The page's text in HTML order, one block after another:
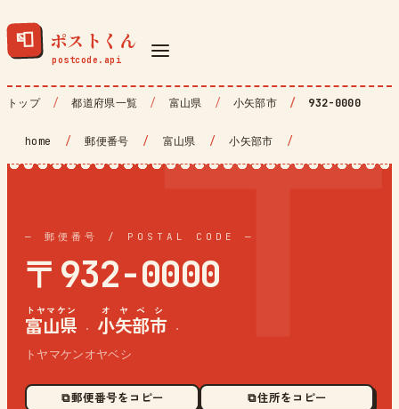
📮 ポストくん
トップ 都道府県一覧 富山県 小矢部市 932-0000
home / 郵便番号 / 富山県 / 小矢部市 /
— 郵便番号 / POSTAL CODE —
〒932-0000
富山県
トヤマケン
· 小矢部市
オヤベシ
·
トヤマケンオヤベシ
⧉ 郵便番号をコピー ⧉ 住所をコピー